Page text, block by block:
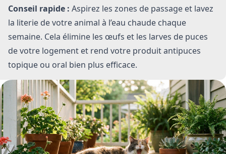
Conseil rapide : Aspirez les zones de passage et lavez
la literie de votre animal à l’eau chaude chaque
semaine. Cela élimine les œufs et les larves de puces
de votre logement et rend votre produit antipuces
topique ou oral bien plus efficace.